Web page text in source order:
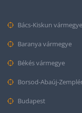
Bács-Kiskun vármegye
Baranya vármegye
Békés vármegye
Borsod-Abaúj-
Budapest